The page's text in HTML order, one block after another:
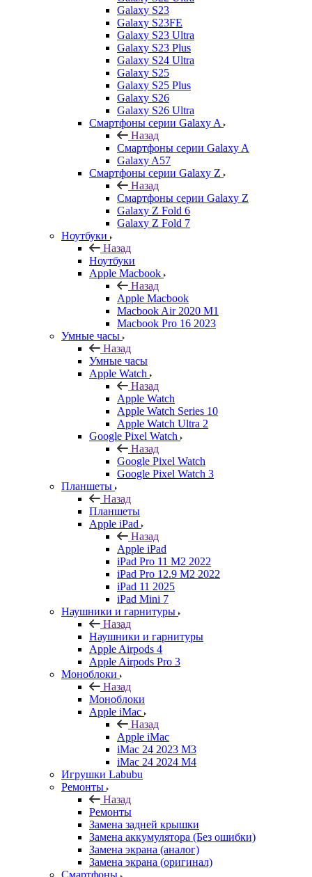
Galaxy S23
Galaxy S23FE
Galaxy S23 Ultra
Galaxy S23 Plus
Galaxy S24 Ultra
Galaxy S25
Galaxy S25 Plus
Galaxy S26
Galaxy S26 Ultra
Смартфоны серии Galaxy A
Назад
Смартфоны серии Galaxy A
Galaxy A57
Смартфоны серии Galaxy Z
Назад
Смартфоны серии Galaxy Z
Galaxy Z Fold 6
Galaxy Z Fold 7
Ноутбуки
Назад
Ноутбуки
Apple Macbook
Назад
Apple Macbook
Macbook Air 2020 M1
Macbook Pro 16 2023
Умные часы
Назад
Умные часы
Apple Watch
Назад
Apple Watch
Apple Watch Series 10
Apple Watch Ultra 2
Google Pixel Watch
Назад
Google Pixel Watch
Google Pixel Watch 3
Планшеты
Назад
Планшеты
Apple iPad
Назад
Apple iPad
iPad Pro 11 M2 2022
iPad Pro 12.9 M2 2022
iPad 11 2025
iPad Mini 7
Наушники и гарнитуры
Назад
Наушники и гарнитуры
Apple Airpods 4
Apple Airpods Pro 3
Моноблоки
Назад
Моноблоки
Apple iMac
Назад
Apple iMac
iMac 24 2023 M3
iMac 24 2024 M4
Игрушки Labubu
Ремонты
Назад
Ремонты
Замена задней крышки
Замена аккумулятора (Без ошибки)
Замена экрана (аналог)
Замена экрана (оригинал)
Смартфоны